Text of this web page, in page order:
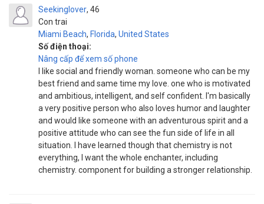
Seekinglover
Con trai
46
Miami Beach, Florida, United States
Số điện thoại:
Nâng cấp để xem số phone
I like social and friendly woman. someone who can be my
best friend and same time my love. one who is motivated
and ambitious, intelligent, and self confident. I'm basically
a very positive person who also loves humor and laughter
and would like someone with an adventurous spirit and a
positive attitude who can see the fun side of life in all
situation. I have learned though that chemistry is not
everything, I want the whole enchanter, including
chemistry. component for building a stronger relationship.